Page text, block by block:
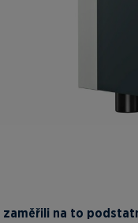
zaměřili na to